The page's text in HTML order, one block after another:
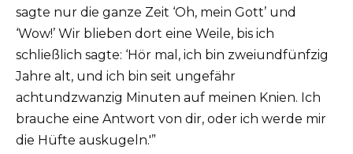
sagte nur die ganze Zeit ‘Oh, mein Gott’ und
‘Wow!’ Wir blieben dort eine Weile, bis ich
schließlich sagte: ‘Hör mal, ich bin zweiundfünfzig
Jahre alt, und ich bin seit ungefähr
achtundzwanzig Minuten auf meinen Knien. Ich
brauche eine Antwort von dir, oder ich werde mir
die Hüfte auskugeln.'”